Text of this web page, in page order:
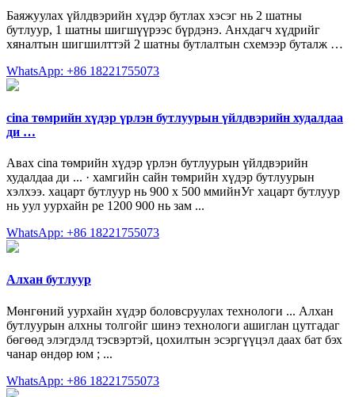
Баяжуулах үйлдвэрийн хүдэр бутлах хэсэг нь 2 шатны
бутлуур, 1 шатны шигшүүрээс бүрдэнэ. Анхдагч хүдрийг
хяналтын шигшилттэй 2 шатны бутлалтын схемээр буталж …
WhatsApp: +86 18221755073
cina төмрийн хүдэр үрлэн бутлуурын үйлдвэрийн худалдаа
ди …
Авах cina төмрийн хүдэр үрлэн бутлуурын үйлдвэрийн
худалдаа ди ... · хамгийн сайн төмрийн хүдэр бутлуурын
хэлхээ. хацарт бутлуур нь 900 х 500 ммийнУг хацарт бутлуур
нь уул уурхайн pe 1200 900 нь зам ...
WhatsApp: +86 18221755073
Алхан бутлуур
Мөнгөний уурхайн хүдэр боловсруулах технологи ... Алхан
бутлуурын алхны толгойг шинэ технологи ашиглан цутгадаг
бөгөөд элэгдэлд тэсвэртэй, цохилтын эсэргүүцэл даах бат бэх
чанар өндөр юм ; ...
WhatsApp: +86 18221755073